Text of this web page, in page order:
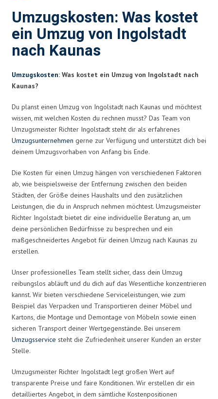
Umzugskosten: Was kostet
ein Umzug von Ingolstadt
nach Kaunas
Umzugskosten: Was kostet ein Umzug von Ingolstadt nach
Kaunas?
Du planst einen Umzug von Ingolstadt nach Kaunas und möchtest
wissen, mit welchen Kosten du rechnen musst? Das Team von
Umzugsmeister Richter Ingolstadt steht dir als erfahrenes
Umzugsunternehmen gerne zur Verfügung und unterstützt dich bei
deinem Umzugsvorhaben von Anfang bis Ende.
Die Kosten für einen Umzug hängen von verschiedenen Faktoren
ab, wie beispielsweise der Entfernung zwischen den beiden
Städten, der Größe deines Haushalts und den zusätzlichen
Leistungen, die du in Anspruch nehmen möchtest. Umzugsmeister
Richter Ingolstadt bietet dir eine individuelle Beratung an, um
deine persönlichen Bedürfnisse zu besprechen und ein
maßgeschneidertes Angebot für deinen Umzug nach Kaunas zu
erstellen.
Unser professionelles Team stellt sicher, dass dein Umzug
reibungslos abläuft und du dich auf das Wesentliche konzentrieren
kannst. Wir bieten verschiedene Serviceleistungen, wie zum
Beispiel das Verpacken und Transportieren deiner Möbel und
Kartons, die Montage und Demontage von Möbeln sowie einen
sicheren Transport deiner Wertgegenstände. Bei unserem
Umzugsservice steht die Zufriedenheit unserer Kunden an erster
Stelle.
Umzugsmeister Richter Ingolstadt legt großen Wert auf
transparente Preise und faire Konditionen. Wir erstellen dir ein
detailliertes Angebot, in dem sämtliche Kostenpositionen